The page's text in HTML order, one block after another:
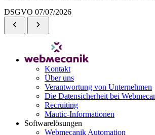
DSGVO 07/07/2026
Kontakt
Über uns
Verantwortung von Unternehmen
Die Datensicherheit bei
Recruiting
Mautic-Informationen
Softwarelösungen
Webmecanik Automation